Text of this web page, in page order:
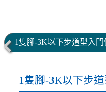
1隻腳-3K以下步道型入門
1隻腳-3K以下步